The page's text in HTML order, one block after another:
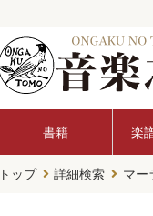
書籍 楽
トップ 詳細検索 マー